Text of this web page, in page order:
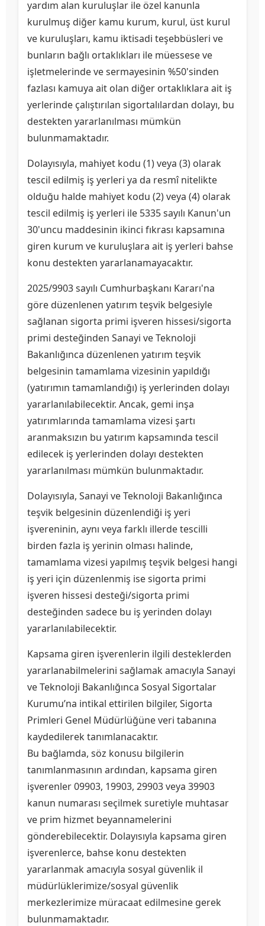
yardım alan kuruluşlar ile özel kanunla
kurulmuş diğer kamu kurum, kurul, üst kurul
ve kuruluşları, kamu iktisadi teşebbüsleri ve
bunların bağlı ortaklıkları ile müessese ve
işletmelerinde ve sermayesinin %50'sinden
fazlası kamuya ait olan diğer ortaklıklara ait iş
yerlerinde çalıştırılan sigortalılardan dolayı, bu
destekten yararlanılması mümkün
bulunmamaktadır.
Dolayısıyla, mahiyet kodu (1) veya (3) olarak
tescil edilmiş iş yerleri ya da resmî nitelikte
olduğu halde mahiyet kodu (2) veya (4) olarak
tescil edilmiş iş yerleri ile 5335 sayılı Kanun'un
30'uncu maddesinin ikinci fıkrası kapsamına
giren kurum ve kuruluşlara ait iş yerleri bahse
konu destekten yararlanamayacaktır.
2025/9903 sayılı Cumhurbaşkanı Kararı'na
göre düzenlenen yatırım teşvik belgesiyle
sağlanan sigorta primi işveren hissesi/sigorta
primi desteğinden Sanayi ve Teknoloji
Bakanlığınca düzenlenen yatırım teşvik
belgesinin tamamlama vizesinin yapıldığı
(yatırımın tamamlandığı) iş yerlerinden dolayı
yararlanılabilecektir. Ancak, gemi inşa
yatırımlarında tamamlama vizesi şartı
aranmaksızın bu yatırım kapsamında tescil
edilecek iş yerlerinden dolayı destekten
yararlanılması mümkün bulunmaktadır.
Dolayısıyla, Sanayi ve Teknoloji Bakanlığınca
teşvik belgesinin düzenlendiği iş yeri
işvereninin, aynı veya farklı illerde tescilli
birden fazla iş yerinin olması halinde,
tamamlama vizesi yapılmış teşvik belgesi hangi
iş yeri için düzenlenmiş ise sigorta primi
işveren hissesi desteği/sigorta primi
desteğinden sadece bu iş yerinden dolayı
yararlanılabilecektir.
Kapsama giren işverenlerin ilgili desteklerden
yararlanabilmelerini sağlamak amacıyla Sanayi
ve Teknoloji Bakanlığınca Sosyal Sigortalar
Kurumu’na intikal ettirilen bilgiler, Sigorta
Primleri Genel Müdürlüğüne veri tabanına
kaydedilerek tanımlanacaktır.
Bu bağlamda, söz konusu bilgilerin
tanımlanmasının ardından, kapsama giren
işverenler 09903, 19903, 29903 veya 39903
kanun numarası seçilmek suretiyle muhtasar
ve prim hizmet beyannamelerini
gönderebilecektir. Dolayısıyla kapsama giren
işverenlerce, bahse konu destekten
yararlanmak amacıyla sosyal güvenlik il
müdürlüklerimize/sosyal güvenlik
merkezlerimize müracaat edilmesine gerek
bulunmamaktadır.